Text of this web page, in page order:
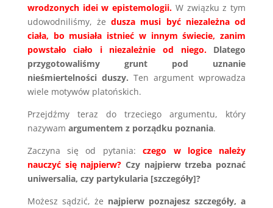
wrodzonych idei w epistemologii. W związku z tym
udowodniliśmy, żedusza musi być niezależna od
ciała, bo musiała istnieć w innym świecie, zanim
powstało ciało i niezależnie od niego.Dlatego
przygotowaliśmy grunt pod uznanie
nieśmiertelności duszy. Ten argument wprowadza
wiele motywów platońskich.
Przejdźmy teraz do trzeciego argumentu, który
nazywam argumentem z porządku poznania.
Zaczyna się od pytania:czego w logice należy
nauczyć się najpierw? Czy najpierw trzeba poznać
uniwersalia, czy partykularia [szczegóły]?
Możesz sądzić, że najpierw poznajesz szczegóły, a